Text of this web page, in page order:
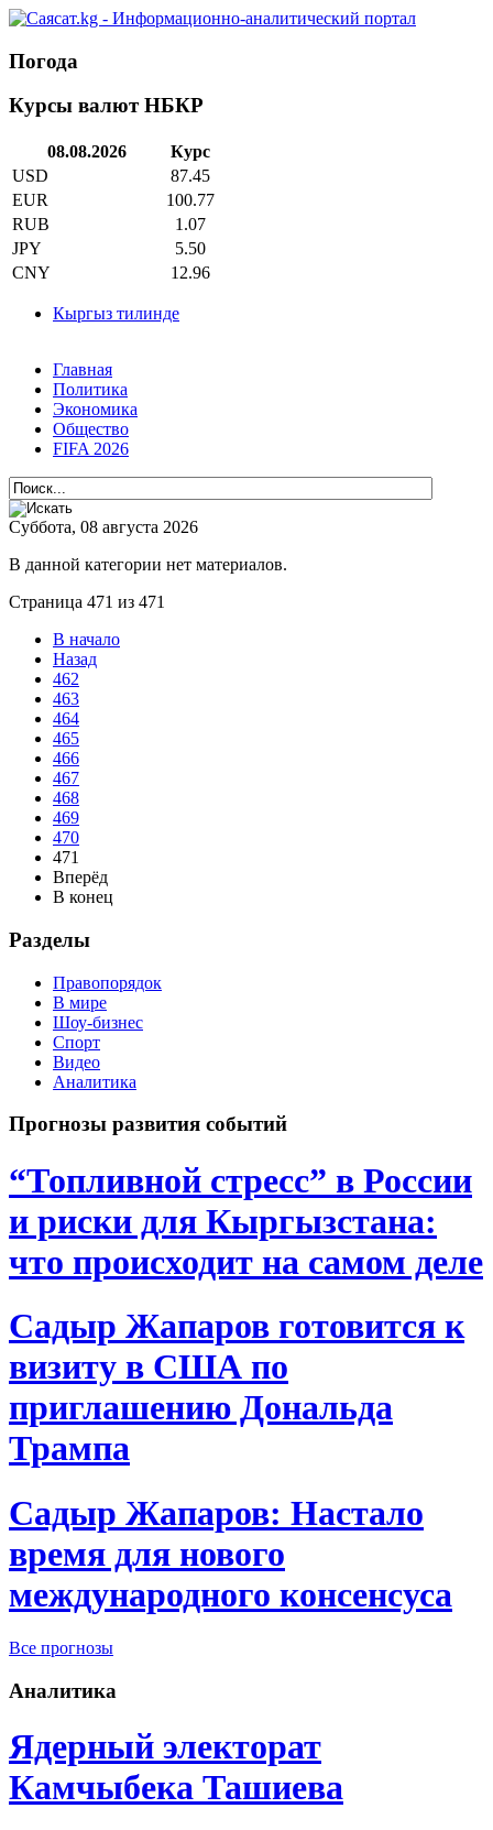
Погода
Курсы валют НБКР
08.08.2026
Курс
USD
87.45
EUR
100.77
RUB
1.07
JPY
5.50
CNY
12.96
Кыргыз тилинде
Главная
Политика
Экономика
Общество
FIFA 2026
Суббота, 08 августа 2026
В данной категории нет материалов.
Страница 471 из 471
В начало
Назад
462
463
464
465
466
467
468
469
470
471
Вперёд
В конец
Разделы
Правопорядок
В мире
Шоу-бизнес
Спорт
Видео
Аналитика
Прогнозы развития событий
“Топливной стресс” в России
и риски для Кыргызстана:
что происходит на самом деле
Садыр Жапаров готовится к
визиту в США по
приглашению Дональда
Трампа
Садыр Жапаров: Настало
время для нового
международного консенсуса
Все прогнозы
Аналитика
Ядерный электорат
Камчыбека Ташиева